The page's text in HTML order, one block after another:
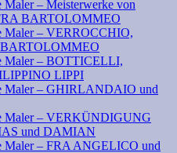
Maler – Meisterwerke von
BARTOLOMMEO
Maler – VERROCCHIO,
Maler – BOTTICELLI,
LIPPI
Maler – GHIRLANDAIO und
Maler – VERKÜNDIGUNG
und DAMIAN
Maler – FRA ANGELICO und